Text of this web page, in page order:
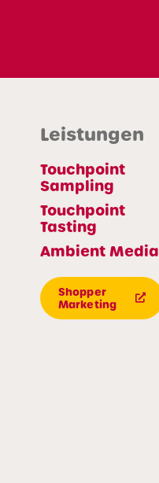
Leistungen
Touchpoint
Sampling
Touchpoint
Tasting
Ambient Media
Shopper
Marketing